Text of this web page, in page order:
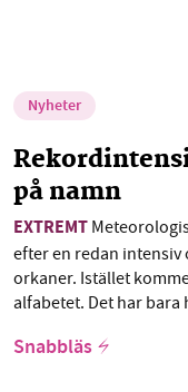
Nyheter
på namn
EXTREMT
efter en redan intensiv
orkaner. Istället
alfabetet. Det har bara
Snabbläs